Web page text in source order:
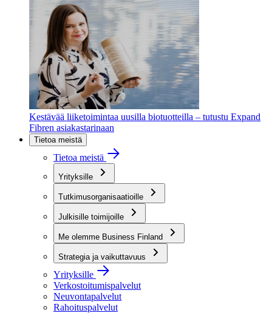
Kestävää liiketoimintaa uusilla biotuotteilla – tutustu Expand
Fibren asiakastarinaan
Tietoa meistä
Tietoa meistä
Yrityksille
Tutkimusorganisaatioille
Julkisille toimijoille
Me olemme Business Finland
Strategia ja vaikuttavuus
Yrityksille
Verkostoitumispalvelut
Neuvontapalvelut
Rahoituspalvelut